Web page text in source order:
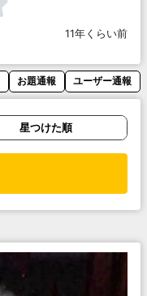
11年くらい前
お題通報 ユーザー通報
星つけた順